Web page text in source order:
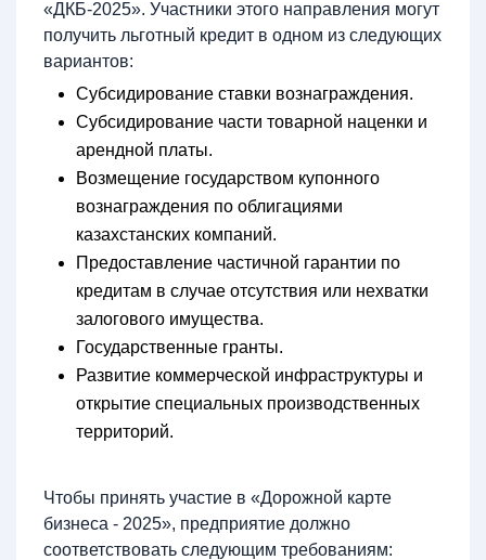
«ДКБ-2025». Участники этого направления могут
получить льготный кредит в одном из следующих
вариантов:
Субсидирование ставки вознаграждения.
Субсидирование части товарной наценки и
арендной платы.
Возмещение государством купонного
вознаграждения по облигациями
казахстанских компаний.
Предоставление частичной гарантии по
кредитам в случае отсутствия или нехватки
залогового имущества.
Государственные гранты.
Развитие коммерческой инфраструктуры и
открытие специальных производственных
территорий.
Чтобы принять участие в «Дорожной карте
бизнеса - 2025», предприятие должно
соответствовать следующим требованиям: